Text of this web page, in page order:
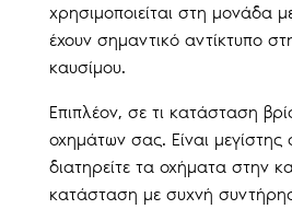
χρησιμοποιείται στη μονάδα
έχουν σημαντικό αντίκτυπο
καυσίμου.
Επιπλέον, σε τι κατάσταση
οχημάτων σας. Είναι
διατηρείτε τα οχήματα στην
κατάσταση με συχνή